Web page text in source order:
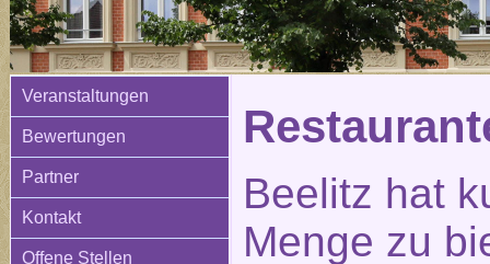
Veranstaltungen
Bewertungen
Partner
Kontakt
Offene Stellen
Beelitz hat
Menge zu